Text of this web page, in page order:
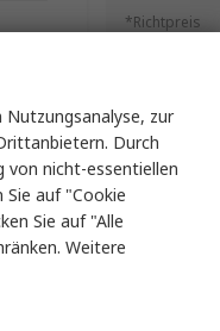
*Richtpreis
zur
Durch
von nicht-essentiellen
Sie auf "Cookie
Sie auf "Alle
Weitere